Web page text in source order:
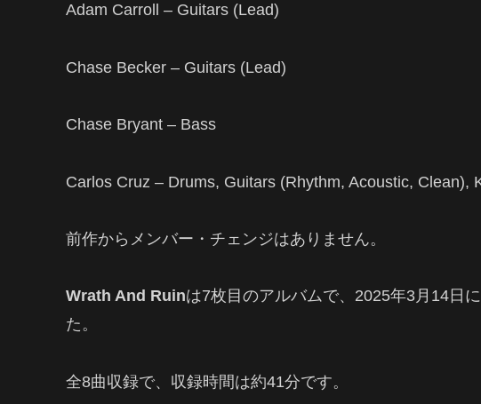
Adam Carroll – Guitars (Lead)
Chase Becker – Guitars (Lead)
Chase Bryant – Bass
Carlos Cruz – Drums, Guitars (Rhythm, Acoustic, Clean),
前作からメンバー・チェンジはありません。
Wrath And Ruinは7枚目のアルバムで、2025年3月14日
た。
全8曲収録で、収録時間は約41分です。